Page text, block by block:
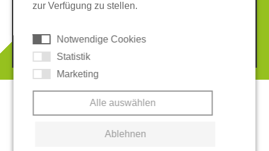
© 2026 REGUPOL Germany GmbH & Co. KG
zur Verfügung zu stellen.
Notwendige Cookies
Statistik
Marketing
Alle auswählen
Ablehnen